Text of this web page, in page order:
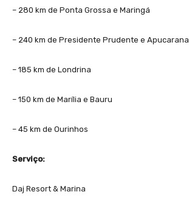
– 280 km de Ponta Grossa e Maringá
– 240 km de Presidente Prudente e Apucarana
– 185 km de Londrina
– 150 km de Marília e Bauru
– 45 km de Ourinhos
Serviço:
Daj Resort & Marina